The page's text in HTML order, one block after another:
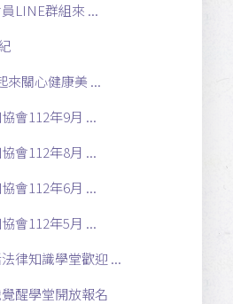
LINE群組來 ...
來關心健康美 ...
會112年9月 ...
會112年8月 ...
會112年6月 ...
會112年5月 ...
律知識學堂歡迎 ...
醒學堂開放報名